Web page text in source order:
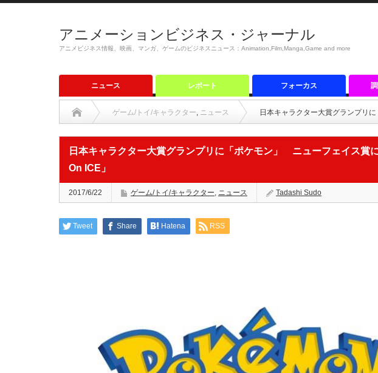
アニメーションビジネス・ジャーナル
アニメビジネス情報、映画、マンガ、ゲームのビジネスニュース：Animation,Film,Manga,Game and more
ニュース レポート フォーカス
ゲーム/トイ/キャラクター, ニュース 日本キャラクター大賞グランプリ
日本キャラクター大賞グランプリに「ポケモン」 ニューフェイス賞
On ICE」
2017/6/22 ゲーム/トイ/キャラクター, ニュース Tadashi Sudo
Tweet Share Hatena RSS